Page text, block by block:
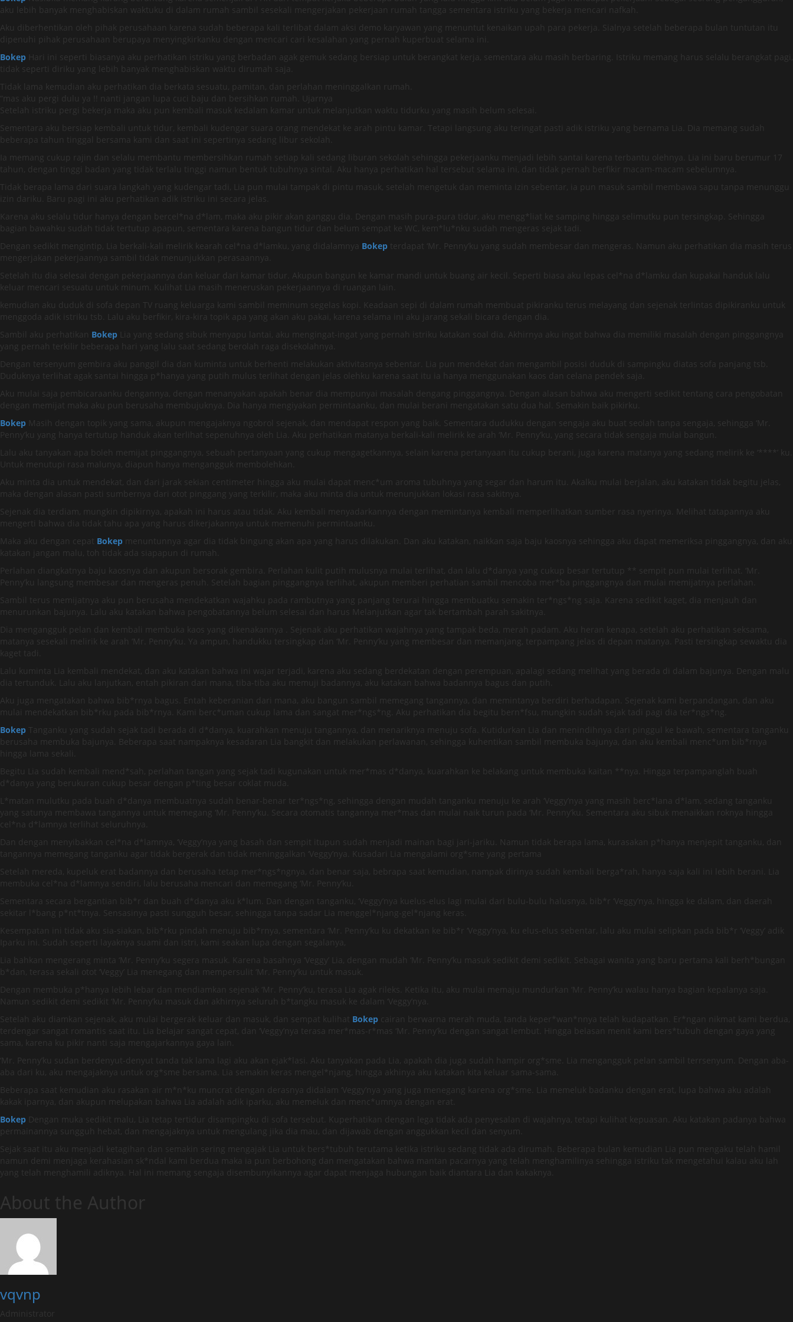
aku lebih banyak menghabiskan waktuku di dalam rumah sambil sesekali mengerjakan pekerjaan rumah tangga sementara istriku yang bekerja mencari nafkah.
Aku diberhentikan oleh pihak perusahaan karena sudah beberapa kali terlibat dalam aksi demo karyawan yang menuntut kenaikan upah para pekerja. Sialnya setelah beberapa bulan tuntutan itu
dipenuhi pihak perusahaan berupaya menyingkirkanku dengan mencari cari kesalahan yang pernah kuperbuat selama ini.
Bokep Hari ini seperti biasanya aku perhatikan istriku yang berbadan agak gemuk sedang bersiap untuk berangkat kerja, sementara aku masih berbaring. Istriku memang harus selalu berangkat pagi,
tidak seperti diriku yang lebih banyak menghabiskan waktu dirumah saja.
Tidak lama kemudian aku perhatikan dia berkata sesuatu, pamitan, dan perlahan meninggalkan rumah.
“mas aku pergi dulu ya !! nanti jangan lupa cuci baju dan bersihkan rumah. Ujarnya
Setelah istriku pergi bekerja maka aku pun kembali masuk kedalam kamar untuk melanjutkan waktu tidurku yang masih belum selesai.
Sementara aku bersiap kembali untuk tidur, kembali kudengar suara orang mendekat ke arah pintu kamar. Tetapi langsung aku teringat pasti adik istriku yang bernama Lia. Dia memang sudah
beberapa tahun tinggal bersama kami dan saat ini sepertinya sedang libur sekolah.
Ia memang cukup rajin dan selalu membantu membersihkan rumah setiap kali sedang liburan sekolah sehingga pekerjaanku menjadi lebih santai karena terbantu olehnya. Lia ini baru berumur 17
tahun, dengan tinggi badan yang tidak terlalu tinggi namun bentuk tubuhnya sintal. Aku hanya perhatikan hal tersebut selama ini, dan tidak pernah berfikir macam-macam sebelumnya.
Tidak berapa lama dari suara langkah yang kudengar tadi, Lia pun mulai tampak di pintu masuk, setelah mengetuk dan meminta izin sebentar, ia pun masuk sambil membawa sapu tanpa menunggu
izin dariku. Baru pagi ini aku perhatikan adik istriku ini secara jelas.
Karena aku selalu tidur hanya dengan bercel*na d*lam, maka aku pikir akan ganggu dia. Dengan masih pura-pura tidur, aku mengg*liat ke samping hingga selimutku pun tersingkap. Sehingga
bagian bawahku sudah tidak tertutup apapun, sementara karena bangun tidur dan belum sempat ke WC, kem*lu*nku sudah mengeras sejak tadi.
Dengan sedikit mengintip, Lia berkali-kali melirik kearah cel*na d*lamku, yang didalamnya Bokep terdapat ‘Mr. Penny’ku yang sudah membesar dan mengeras. Namun aku perhatikan dia masih terus
mengerjakan pekerjaannya sambil tidak menunjukkan perasaannya.
Setelah itu dia selesai dengan pekerjaannya dan keluar dari kamar tidur. Akupun bangun ke kamar mandi untuk buang air kecil. Seperti biasa aku lepas cel*na d*lamku dan kupakai handuk lalu
keluar mencari sesuatu untuk minum. Kulihat Lia masih meneruskan pekerjaannya di ruangan lain.
kemudian aku duduk di sofa depan TV ruang keluarga kami sambil meminum segelas kopi. Keadaan sepi di dalam rumah membuat pikiranku terus melayang dan sejenak terlintas dipikiranku untuk
menggoda adik istriku tsb. Lalu aku berfikir, kira-kira topik apa yang akan aku pakai, karena selama ini aku jarang sekali bicara dengan dia.
Sambil aku perhatikan Bokep Lia yang sedang sibuk menyapu lantai, aku mengingat-ingat yang pernah istriku katakan soal dia. Akhirnya aku ingat bahwa dia memiliki masalah dengan pinggangnya
yang pernah terkilir beberapa hari yang lalu saat sedang berolah raga disekolahnya.
Dengan tersenyum gembira aku panggil dia dan kuminta untuk berhenti melakukan aktivitasnya sebentar. Lia pun mendekat dan mengambil posisi duduk di sampingku diatas sofa panjang tsb.
Duduknya terlihat agak santai hingga p*hanya yang putih mulus terlihat dengan jelas olehku karena saat itu ia hanya menggunakan kaos dan celana pendek saja.
Aku mulai saja pembicaraanku dengannya, dengan menanyakan apakah benar dia mempunyai masalah dengang pinggangnya. Dengan alasan bahwa aku mengerti sedikit tentang cara pengobatan
dengan memijat maka aku pun berusaha membujuknya. Dia hanya mengiyakan permintaanku, dan mulai berani mengatakan satu dua hal. Semakin baik pikirku.
Bokep Masih dengan topik yang sama, akupun mengajaknya ngobrol sejenak, dan mendapat respon yang baik. Sementara dudukku dengan sengaja aku buat seolah tanpa sengaja, sehingga ‘Mr.
Penny’ku yang hanya tertutup handuk akan terlihat sepenuhnya oleh Lia. Aku perhatikan matanya berkali-kali melirik ke arah ‘Mr. Penny’ku, yang secara tidak sengaja mulai bangun.
Lalu aku tanyakan apa boleh memijat pinggangnya, sebuah pertanyaan yang cukup mengagetkannya, selain karena pertanyaan itu cukup berani, juga karena matanya yang sedang melirik ke ‘****’ ku.
Untuk menutupi rasa malunya, diapun hanya mengangguk membolehkan.
Aku minta dia untuk mendekat, dan dari jarak sekian centimeter hingga aku mulai dapat menc*um aroma tubuhnya yang segar dan harum itu. Akalku mulai berjalan, aku katakan tidak begitu jelas,
maka dengan alasan pasti sumbernya dari otot pinggang yang terkilir, maka aku minta dia untuk menunjukkan lokasi rasa sakitnya.
Sejenak dia terdiam, mungkin dipikirnya, apakah ini harus atau tidak. Aku kembali menyadarkannya dengan memintanya kembali memperlihatkan sumber rasa nyerinya. Melihat tatapannya aku
mengerti bahwa dia tidak tahu apa yang harus dikerjakannya untuk memenuhi permintaanku.
Maka aku dengan cepat Bokep menuntunnya agar dia tidak bingung akan apa yang harus dilakukan. Dan aku katakan, naikkan saja baju kaosnya sehingga aku dapat memeriksa pinggangnya, dan aku
katakan jangan malu, toh tidak ada siapapun di rumah.
Perlahan diangkatnya baju kaosnya dan akupun bersorak gembira. Perlahan kulit putih mulusnya mulai terlihat, dan lalu d*danya yang cukup besar tertutup ** sempit pun mulai terlihat. ‘Mr.
Penny’ku langsung membesar dan mengeras penuh. Setelah bagian pinggangnya terlihat, akupun memberi perhatian sambil mencoba mer*ba pinggangnya dan mulai memijatnya perlahan.
Sambil terus memijatnya aku pun berusaha mendekatkan wajahku pada rambutnya yang panjang terurai hingga membuatku semakin ter*ngs*ng saja. Karena sedikit kaget, dia menjauh dan
menurunkan bajunya. Lalu aku katakan bahwa pengobatannya belum selesai dan harus Melanjutkan agar tak bertambah parah sakitnya.
Dia mengangguk pelan dan kembali membuka kaos yang dikenakannya . Sejenak aku perhatikan wajahnya yang tampak beda, merah padam. Aku heran kenapa, setelah aku perhatikan seksama,
matanya sesekali melirik ke arah ‘Mr. Penny’ku. Ya ampun, handukku tersingkap dan ‘Mr. Penny’ku yang membesar dan memanjang, terpampang jelas di depan matanya. Pasti tersingkap sewaktu dia
kaget tadi.
Lalu kuminta Lia kembali mendekat, dan aku katakan bahwa ini wajar terjadi, karena aku sedang berdekatan dengan perempuan, apalagi sedang melihat yang berada di dalam bajunya. Dengan malu
dia tertunduk. Lalu aku lanjutkan, entah pikiran dari mana, tiba-tiba aku memuji badannya, aku katakan bahwa badannya bagus dan putih.
Aku juga mengatakan bahwa bib*rnya bagus. Entah keberanian dari mana, aku bangun sambil memegang tangannya, dan memintanya berdiri berhadapan. Sejenak kami berpandangan, dan aku
mulai mendekatkan bib*rku pada bib*rnya. Kami berc*uman cukup lama dan sangat mer*ngs*ng. Aku perhatikan dia begitu bern*fsu, mungkin sudah sejak tadi pagi dia ter*ngs*ng.
Bokep Tanganku yang sudah sejak tadi berada di d*danya, kuarahkan menuju tangannya, dan menariknya menuju sofa. Kutidurkan Lia dan menindihnya dari pinggul ke bawah, sementara tanganku
berusaha membuka bajunya. Beberapa saat nampaknya kesadaran Lia bangkit dan melakukan perlawanan, sehingga kuhentikan sambil membuka bajunya, dan aku kembali menc*um bib*rnya
hingga lama sekali.
Begitu Lia sudah kembali mend*sah, perlahan tangan yang sejak tadi kugunakan untuk mer*mas d*danya, kuarahkan ke belakang untuk membuka kaitan **nya. Hingga terpampanglah buah
d*danya yang berukuran cukup besar dengan p*ting besar coklat muda.
L*matan mulutku pada buah d*danya membuatnya sudah benar-benar ter*ngs*ng, sehingga dengan mudah tanganku menuju ke arah ‘Veggy’nya yang masih berc*lana d*lam, sedang tanganku
yang satunya membawa tangannya untuk memegang ‘Mr. Penny’ku. Secara otomatis tangannya mer*mas dan mulai naik turun pada ‘Mr. Penny’ku. Sementara aku sibuk menaikkan roknya hingga
cel*na d*lamnya terlihat seluruhnya.
Dan dengan menyibakkan cel*na d*lamnya, ‘Veggy’nya yang basah dan sempit itupun sudah menjadi mainan bagi jari-jariku. Namun tidak berapa lama, kurasakan p*hanya menjepit tanganku, dan
tangannya memegang tanganku agar tidak bergerak dan tidak meninggalkan ‘Veggy’nya. Kusadari Lia mengalami org*sme yang pertama
Setelah mereda, kupeluk erat badannya dan berusaha tetap mer*ngs*ngnya, dan benar saja, bebrapa saat kemudian, nampak dirinya sudah kembali berga*rah, hanya saja kali ini lebih berani. Lia
membuka cel*na d*lamnya sendiri, lalu berusaha mencari dan memegang ‘Mr. Penny’ku.
Sementara secara bergantian bib*r dan buah d*danya aku k*lum. Dan dengan tanganku, ‘Veggy’nya kuelus-elus lagi mulai dari bulu-bulu halusnya, bib*r ‘Veggy’nya, hingga ke dalam, dan daerah
sekitar l*bang p*nt*tnya. Sensasinya pasti sungguh besar, sehingga tanpa sadar Lia menggel*njang-gel*njang keras.
Kesempatan ini tidak aku sia-siakan, bib*rku pindah menuju bib*rnya, sementara ‘Mr. Penny’ku ku dekatkan ke bib*r ‘Veggy’nya, ku elus-elus sebentar, lalu aku mulai selipkan pada bib*r ‘Veggy’ adik
Iparku ini. Sudah seperti layaknya suami dan istri, kami seakan lupa dengan segalanya,
Lia bahkan mengerang minta ‘Mr. Penny’ku segera masuk. Karena basahnya ‘Veggy’ Lia, dengan mudah ‘Mr. Penny’ku masuk sedikit demi sedikit. Sebagai wanita yang baru pertama kali berh*bungan
b*dan, terasa sekali otot ‘Veggy’ Lia menegang dan mempersulit ‘Mr. Penny’ku untuk masuk.
Dengan membuka p*hanya lebih lebar dan mendiamkan sejenak ‘Mr. Penny’ku, terasa Lia agak rileks. Ketika itu, aku mulai memaju mundurkan ‘Mr. Penny’ku walau hanya bagian kepalanya saja.
Namun sedikit demi sedikit ‘Mr. Penny’ku masuk dan akhirnya seluruh b*tangku masuk ke dalam ‘Veggy’nya.
Setelah aku diamkan sejenak, aku mulai bergerak keluar dan masuk, dan sempat kulihat Bokep cairan berwarna merah muda, tanda keper*wan*nnya telah kudapatkan. Er*ngan nikmat kami berdua,
terdengar sangat romantis saat itu. Lia belajar sangat cepat, dan ‘Veggy’nya terasa mer*mas-r*mas ‘Mr. Penny’ku dengan sangat lembut. Hingga belasan menit kami bers*tubuh dengan gaya yang
sama, karena ku pikir nanti saja mengajarkannya gaya lain.
‘Mr. Penny’ku sudan berdenyut-denyut tanda tak lama lagi aku akan ejak*lasi. Aku tanyakan pada Lia, apakah dia juga sudah hampir org*sme. Lia mengangguk pelan sambil terrsenyum. Dengan aba-
aba dari ku, aku mengajaknya untuk org*sme bersama. Lia semakin keras mengel*njang, hingga akhinya aku katakan kita keluar sama-sama.
Beberapa saat kemudian aku rasakan air m*n*ku muncrat dengan derasnya didalam ‘Veggy’nya yang juga menegang karena org*sme. Lia memeluk badanku dengan erat, lupa bahwa aku adalah
kakak iparnya, dan akupun melupakan bahwa Lia adalah adik iparku, aku memeluk dan menc*umnya dengan erat.
Bokep Dengan muka sedikit malu, Lia tetap tertidur disampingku di sofa tersebut. Kuperhatikan dengan lega tidak ada penyesalan di wajahnya, tetapi kulihat kepuasan. Aku katakan padanya bahwa
permainannya sungguh hebat, dan mengajaknya untuk mengulang jika dia mau, dan dijawab dengan anggukkan kecil dan senyum.
Sejak saat itu aku menjadi ketagihan dan semakin sering mengajak Lia untuk bers*tubuh terutama ketika istriku sedang tidak ada dirumah. Beberapa bulan kemudian Lia pun mengaku telah hamil
namun demi menjaga kerahasian sk*ndal kami berdua maka ia pun berbohong dan mengatakan bahwa mantan pacarnya yang telah menghamilinya sehingga istriku tak mengetahui kalau aku lah
yang telah menghamili adiknya. Hal ini memang sengaja disembunyikannya agar dapat menjaga hubungan baik diantara Lia dan kakaknya.
About the Author
vqvnp
Administrator